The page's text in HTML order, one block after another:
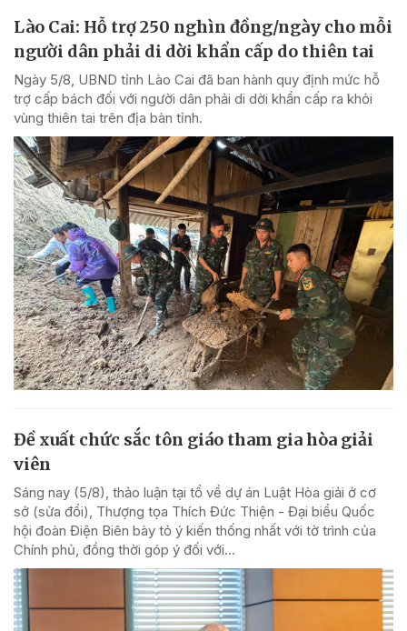
Lào Cai: Hỗ trợ 250 nghìn đồng/ngày cho mỗi
người dân phải di dời khẩn cấp do thiên tai
Ngày 5/8, UBND tỉnh Lào Cai đã ban hành quy định mức hỗ
trợ cấp bách đối với người dân phải di dời khẩn cấp ra khỏi
vùng thiên tai trên địa bàn tỉnh.
Đề xuất chức sắc tôn giáo tham gia hòa giải
viên
Sáng nay (5/8), thảo luận tại tổ về dự án Luật Hòa giải ở cơ
sở (sửa đổi), Thượng tọa Thích Đức Thiện - Đại biểu Quốc
hội đoàn Điện Biên bày tỏ ý kiến thống nhất với tờ trình của
Chính phủ, đồng thời góp ý đối với...